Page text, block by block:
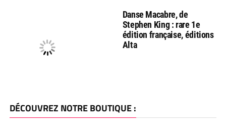
Danse Macabre, de
Stephen King : rare 1e
édition française, éditions
Alta
DÉCOUVREZ NOTRE BOUTIQUE :